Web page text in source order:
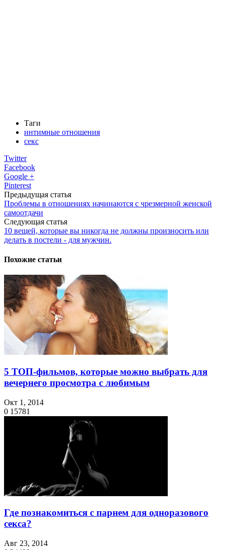
Таги
интимные отношения
секс
Twitter
Facebook
Google +
Pinterest
Предыдущая статья
Проблемы в отношениях начинаются с чрезмерной женской
самоотдачи
Следующая статья
10 вещей, которые вы никогда не должны произносить или
делать в постели - для мужчин.
Похожие статьи
5 ТОП-фильмов, которые можно выбрать для
вечернего просмотра с любимым
Окт 1, 2014
0 15781
Где познакомиться с парнем для одноразового
секса?
Авг 23, 2014